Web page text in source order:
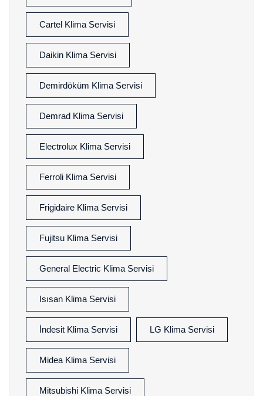
Cartel Klima Servisi
Daikin Klima Servisi
Demirdöküm Klima Servisi
Demrad Klima Servisi
Electrolux Klima Servisi
Ferroli Klima Servisi
Frigidaire Klima Servisi
Fujitsu Klima Servisi
General Electric Klima Servisi
Isısan Klima Servisi
İndesit Klima Servisi LG Klima Servisi
Midea Klima Servisi
Mitsubishi Klima Servisi